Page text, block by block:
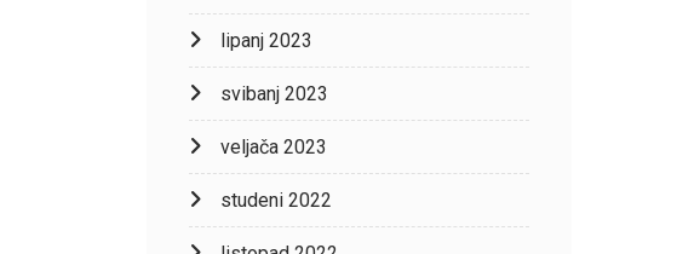
lipanj 2023
svibanj 2023
veljača 2023
studeni 2022